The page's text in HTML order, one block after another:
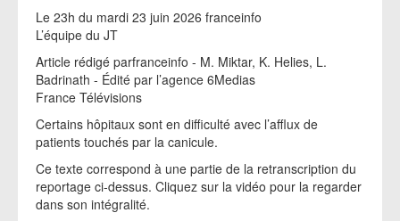
Le 23h du mardi 23 juin 2026 franceinfo
L’équipe du JT
Article rédigé parfranceinfo - M. Miktar, K. Helies, L.
Badrinath - Édité par l’agence 6Medias
France Télévisions
Certains hôpitaux sont en difficulté avec l’afflux de
patients touchés par la canicule.
Ce texte correspond à une partie de la retranscription du
reportage ci-dessus. Cliquez sur la vidéo pour la regarder
dans son intégralité.